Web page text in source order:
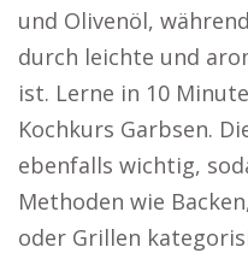
und Olivenöl,
durch leichte und
ist. Lerne in 10
Kochkurs Garbsen.
ebenfalls wichtig,
Methoden wie
oder Grillen